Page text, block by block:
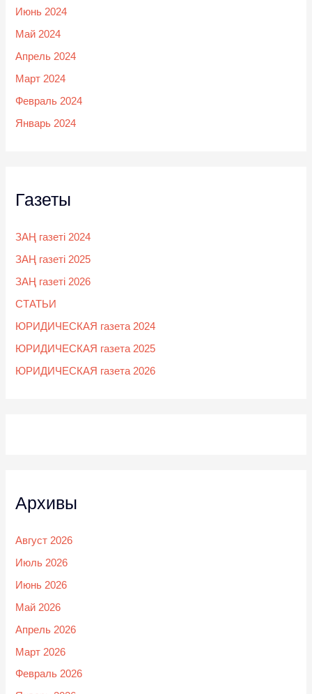
Июнь 2024
Май 2024
Апрель 2024
Март 2024
Февраль 2024
Январь 2024
Газеты
ЗАҢ газеті 2024
ЗАҢ газеті 2025
ЗАҢ газеті 2026
СТАТЬИ
ЮРИДИЧЕСКАЯ газета 2024
ЮРИДИЧЕСКАЯ газета 2025
ЮРИДИЧЕСКАЯ газета 2026
Архивы
Август 2026
Июль 2026
Июнь 2026
Май 2026
Апрель 2026
Март 2026
Февраль 2026